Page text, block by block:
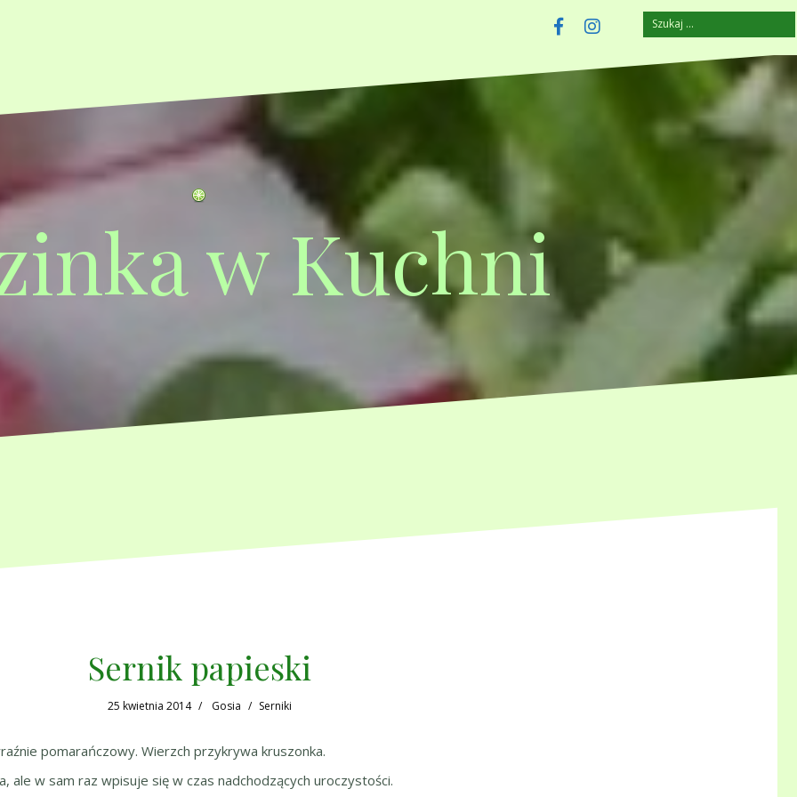
Instagram
szczuplejemy.pl
Szukaj:
w Kuchni
Sernik papieski
25 kwietnia 2014 Gosia Serniki
pomarańczowy. Wierzch przykrywa kruszonka.
ale w sam raz wpisuje się w czas nadchodzących uroczystości.